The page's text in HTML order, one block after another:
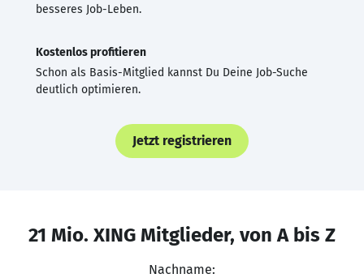
besseres Job-Leben.
Kostenlos profitieren
Schon als Basis-Mitglied kannst Du Deine Job-Suche
deutlich optimieren.
Jetzt registrieren
21 Mio. XING Mitglieder, von A bis Z
Nachname: